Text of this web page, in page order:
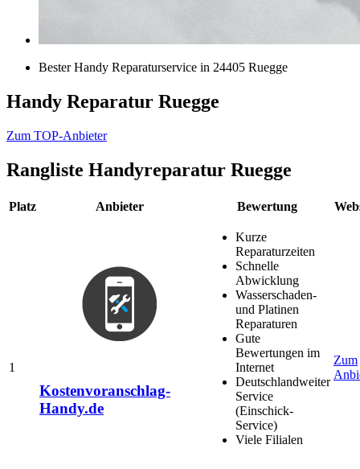
Bester Handy Reparaturservice in 24405 Ruegge
Handy Reparatur Ruegge
Zum TOP-Anbieter
Rangliste Handyreparatur Ruegge
Platz Anbieter Bewertung
1
Kostenvoranschlag-
Handy.de
Kurze
Reparaturzeiten
Schnelle
Abwicklung
Wasserschaden-
und Platinen
Reparaturen
Gute
Bewertungen im
Internet
Deutschlandweiter
Service
(Einschick-
Service)
Viele Filialen
Zum